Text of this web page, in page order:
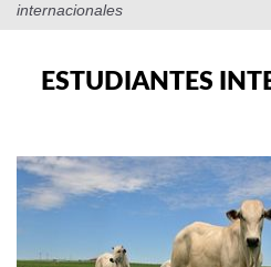
internacionales
ESTUDIANTES